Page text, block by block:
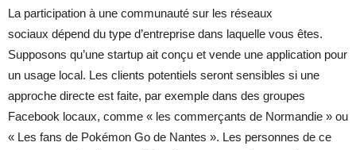
La participation à une communauté sur les réseaux
sociaux dépend du type d’entreprise dans laquelle vous êtes.
Supposons qu’une startup ait conçu et vende une application pour
un usage local. Les clients potentiels seront sensibles si une
approche directe est faite, par exemple dans des groupes
Facebook locaux, comme « les commerçants de Normandie » ou
« Les fans de Pokémon Go de Nantes ». Les personnes de ce